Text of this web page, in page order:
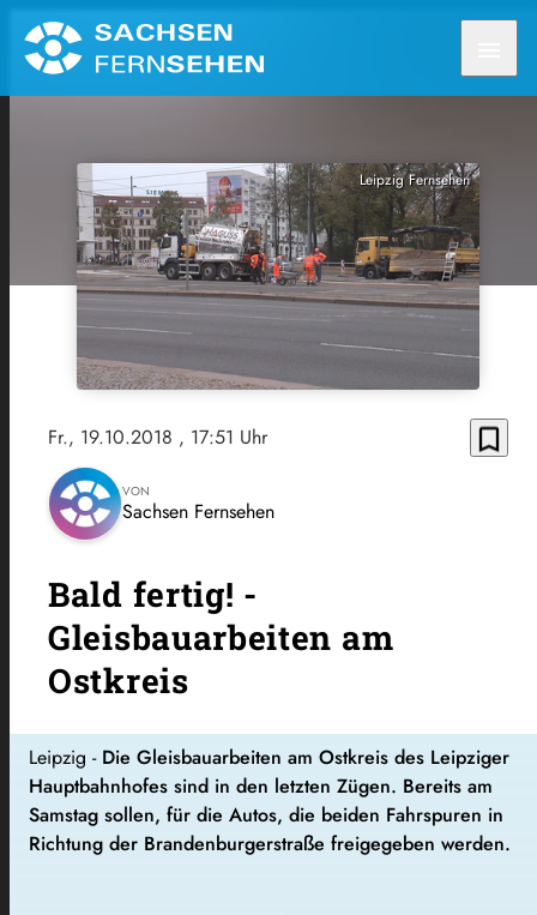
Leipzig Fernsehen
Fr., 19.10.2018 , 17:51 Uhr bookmark_border
VON
Sachsen Fernsehen
Bald fertig! -
Gleisbauarbeiten am
Ostkreis
Leipzig - Die Gleisbauarbeiten am Ostkreis des Leipziger
Hauptbahnhofes sind in den letzten Zügen. Bereits am
Samstag sollen, für die Autos, die beiden Fahrspuren in
Richtung der Brandenburgerstraße freigegeben werden.